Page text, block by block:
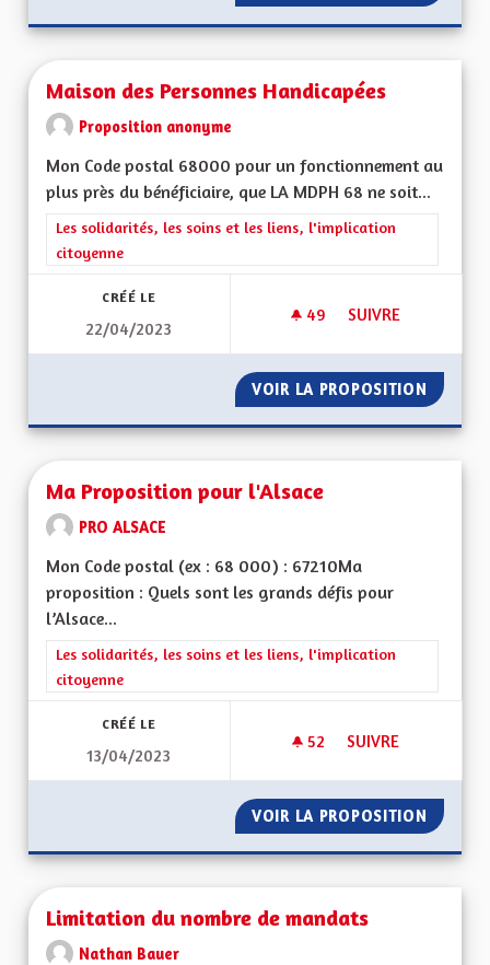
Maison des Personnes Handicapées
Proposition anonyme
Mon Code postal 68000 pour un fonctionnement au
plus près du bénéficiaire, que LA MDPH 68 ne soit...
Filtrer les résultats de la catégorie : Les solidarités, les soins
Les solidarités, les soins et les liens, l'implication
citoyenne
CRÉÉ LE
22/04/2023
49 49 ABONNÉS
SUIVRE
VOIR LA PROPOSITION
Ma Proposition pour l'Alsace
PRO ALSACE
Mon Code postal (ex : 68 000) : 67210Ma
proposition : Quels sont les grands défis pour
l’Alsace...
Filtrer les résultats de la catégorie : Les solidarités, les soins
Les solidarités, les soins et les liens, l'implication
citoyenne
CRÉÉ LE
13/04/2023
52 52 ABONNÉS
SUIVRE
VOIR LA PROPOSITION MA
Limitation du nombre de mandats
Nathan Bauer